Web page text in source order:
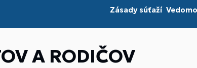
Zásady súťaží
A RODIČOV